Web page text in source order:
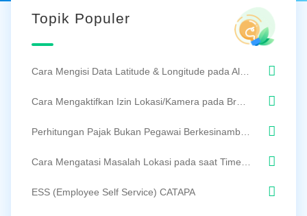
Topik Populer
ESS (Employee Self Service) CATAPA